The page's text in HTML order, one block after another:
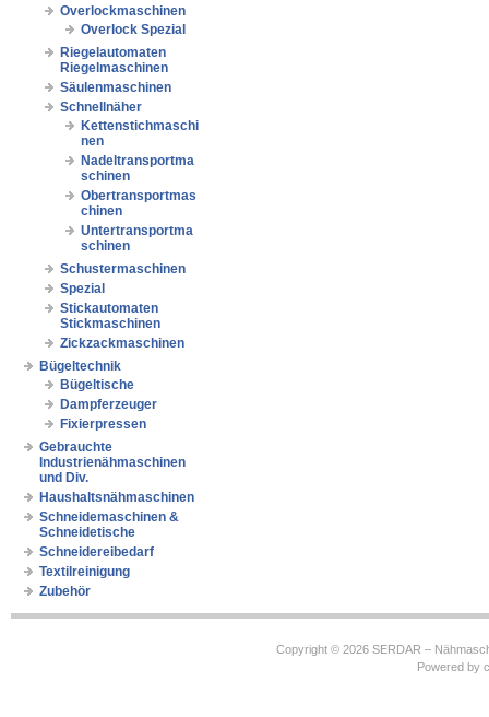
Overlockmaschinen
Overlock Spezial
Riegelautomaten
Riegelmaschinen
Säulenmaschinen
Schnellnäher
Kettenstichmaschi
nen
Nadeltransportma
schinen
Obertransportmas
chinen
Untertransportma
schinen
Schustermaschinen
Spezial
Stickautomaten
Stickmaschinen
Zickzackmaschinen
Bügeltechnik
Bügeltische
Dampferzeuger
Fixierpressen
Gebrauchte
Industrienähmaschinen
und Div.
Haushaltsnähmaschinen
Schneidemaschinen &
Schneidetische
Schneidereibedarf
Textilreinigung
Zubehör
Copyright © 2026 SERDAR –
Powered by